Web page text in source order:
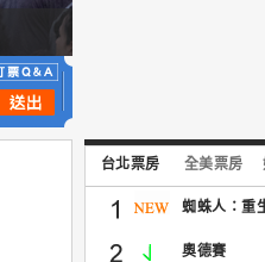
台北票房 全美票房
蜘蛛人：重
奧德賽